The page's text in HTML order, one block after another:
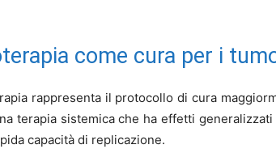
come cura per i
rappresenta il protocollo di cura
terapia sistemica che ha effetti
capacità di replicazione.